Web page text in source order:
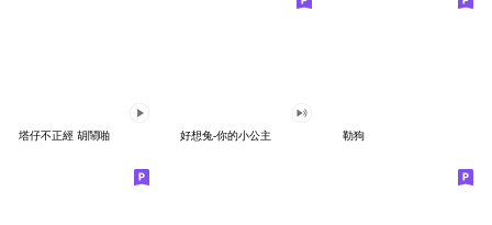
塔仔不正經 胡鬧啪 好想兔-你的小公主 勒狗